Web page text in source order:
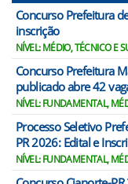
Concurso Prefeitura
inscrição
NÍVEL: MÉDIO, TÉCNICO E
Concurso Prefeitura
publicado abre 42
NÍVEL: FUNDAMENTAL,
Processo Seletivo
PR 2026: Edital e
NÍVEL: FUNDAMENTAL,